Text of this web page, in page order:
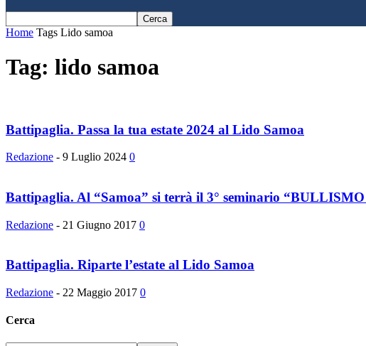
Home Tags Lido samoa
Tag: lido samoa
Battipaglia. Passa la tua estate 2024 al Lido Samoa
Redazione - 9 Luglio 2024 0
Battipaglia. Al “Samoa” si terrà il 3° seminario
Redazione - 21 Giugno 2017 0
Battipaglia. Riparte l’estate al Lido Samoa
Redazione - 22 Maggio 2017 0
Cerca